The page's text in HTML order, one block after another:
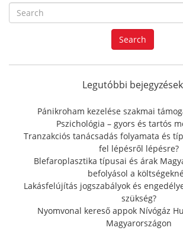
e
a
r
f
r
:
Search
Legutóbbi bejegyzések
Pánikroham kezelése szakmai
Pszichológia – gyors és tartós
Tranzakciós tanácsadás folyamata és
fel lépésről lépésre?
Blefaroplasztika típusai és árak
befolyásol a
Lakásfelújítás jogszabályok és
szükség?
Nyomvonal kereső appok Nívógáz
Magyarországon